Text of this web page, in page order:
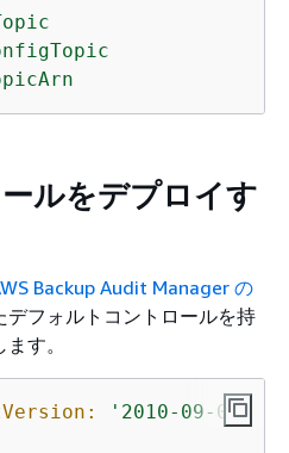
ルをデプロイす
Backup Audit Manager の
デフォルトコントロールを持
す。
'2010-09-09'